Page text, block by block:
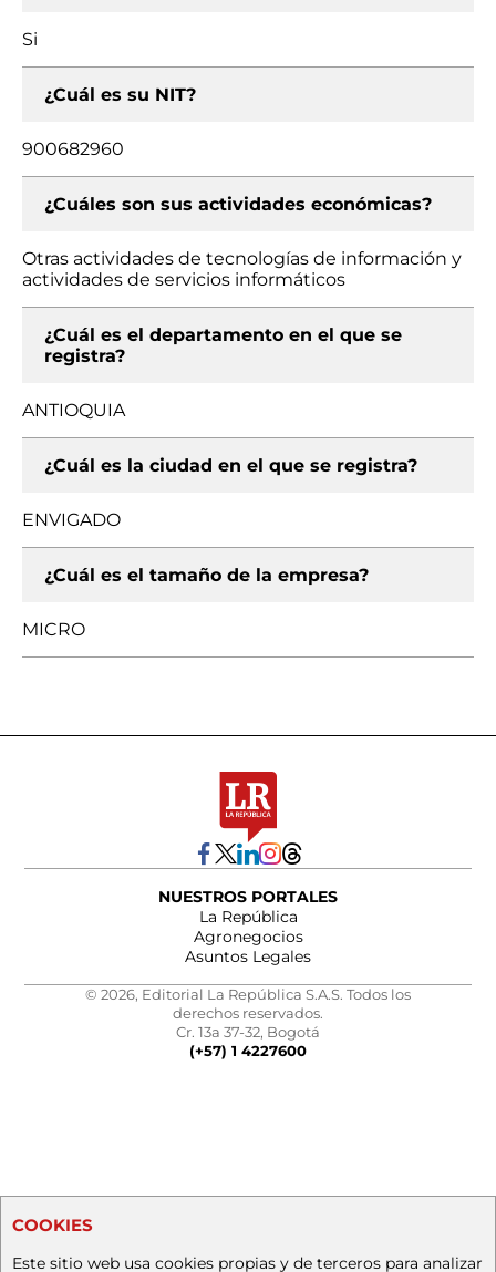
Si
¿Cuál es su NIT?
900682960
¿Cuáles son sus actividades económicas?
Otras actividades de tecnologías de información y
actividades de servicios informáticos
¿Cuál es el departamento en el que se
registra?
ANTIOQUIA
¿Cuál es la ciudad en el que se registra?
ENVIGADO
¿Cuál es el tamaño de la empresa?
MICRO
NUESTROS PORTALES
La República
Agronegocios
Asuntos Legales
© 2026, Editorial La República S.A.S. Todos los
derechos reservados.
Cr. 13a 37-32, Bogotá
(+57) 1 4227600
COOKIES
Este sitio web usa cookies propias y de terceros para analizar